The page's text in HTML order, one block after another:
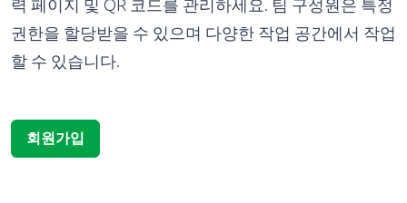
권한을 할당받을 수 있으며 다양한 작업 공간에서 작업
할 수 있습니다.
회원가입